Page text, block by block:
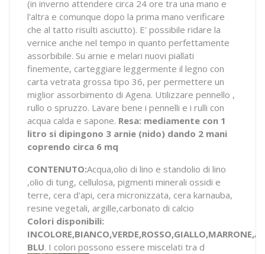
(in inverno attendere circa 24 ore tra una mano e
l'altra e comunque dopo la prima mano verificare
che al tatto risulti asciutto). E' possibile ridare la
vernice anche nel tempo in quanto perfettamente
assorbibile. Su arnie e melari nuovi piallati
finemente, carteggiare leggermente il legno con
carta vetrata grossa tipo 36, per permettere un
miglior assorbimento di Agena. Utilizzare pennello ,
rullo o spruzzo. Lavare bene i pennelli e i rulli con
acqua calda e sapone. Resa: mediamente con 1
litro si dipingono 3 arnie (nido) dando 2 mani
coprendo circa 6 mq
CONTENUTO:Acqua,olio di lino e standolio di lino
,olio di tung, cellulosa, pigmenti minerali ossidi e
terre, cera d'api, cera micronizzata, cera karnauba,
resine vegetali, argille,carbonato di calcio
Colori disponibili:
BLU. I colori possono essere miscelati tra d